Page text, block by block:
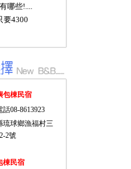
哪些!....
要4300
包棟民宿
話08-8613923
琉球鄉漁福村三
2號
棟民宿